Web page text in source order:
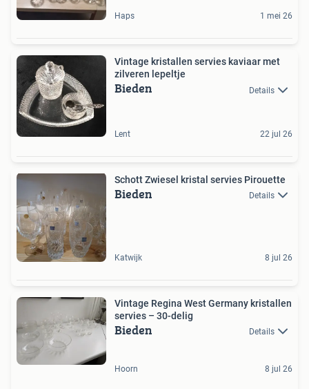
Haps 1 mei 26
Vintage kristallen servies kaviaar met
zilveren lepeltje
Bieden Details
Lent 22 jul 26
Schott Zwiesel kristal servies Pirouette
Bieden Details
Katwijk 8 jul 26
Vintage Regina West Germany kristallen
servies – 30-delig
Bieden Details
Hoorn 8 jul 26